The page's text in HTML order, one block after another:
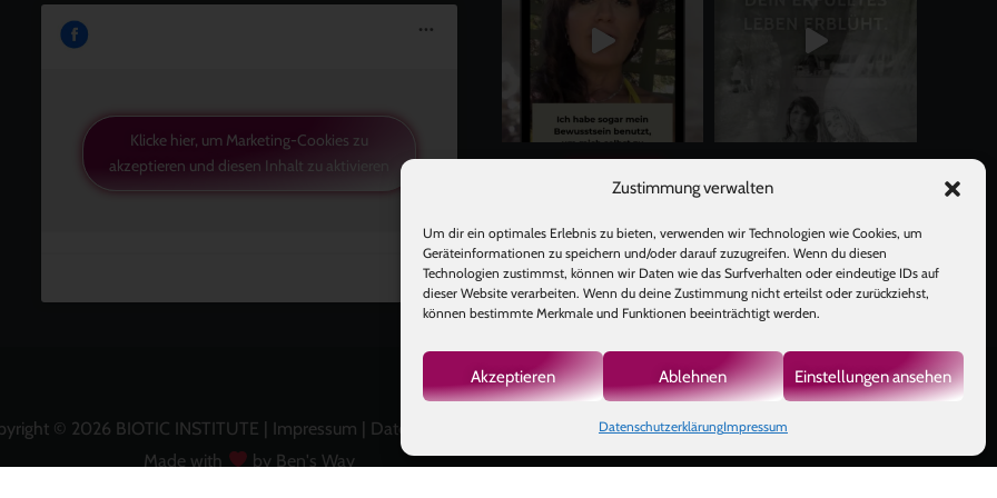
Zustimmung verwalten
Um dir ein optimales Erlebnis zu bieten, verwenden wir Technologien wie Cookies, um
Geräteinformationen zu speichern und/oder darauf zuzugreifen. Wenn du diesen
Technologien zustimmst, können wir Daten wie das Surfverhalten oder eindeutige IDs auf
dieser Website verarbeiten. Wenn du deine Zustimmung nicht erteilst oder zurückziehst,
können bestimmte Merkmale und Funktionen beeinträchtigt werden.
Akzeptieren Ablehnen Einstellungen ansehen
DatenschutzerklärungImpressum
Klicke hier, um Marketing-Cookies zu
akzeptieren und diesen Inhalt zu aktivieren
Mehr laden Auf Instagram folgen
© 2026 BIOTIC INSTITUTE | Impressum | Datenschutz
Made with
by Ben's Way